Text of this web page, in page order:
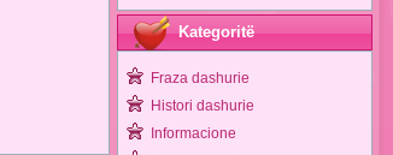
Kategoritë
Fraza dashurie
Histori dashurie
Informacione